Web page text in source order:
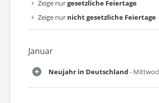
Zeige nurgesetzliche Feiertage
Zeige nur nicht gesetzliche Feiertage
Januar
Neujahr in Deutschland-